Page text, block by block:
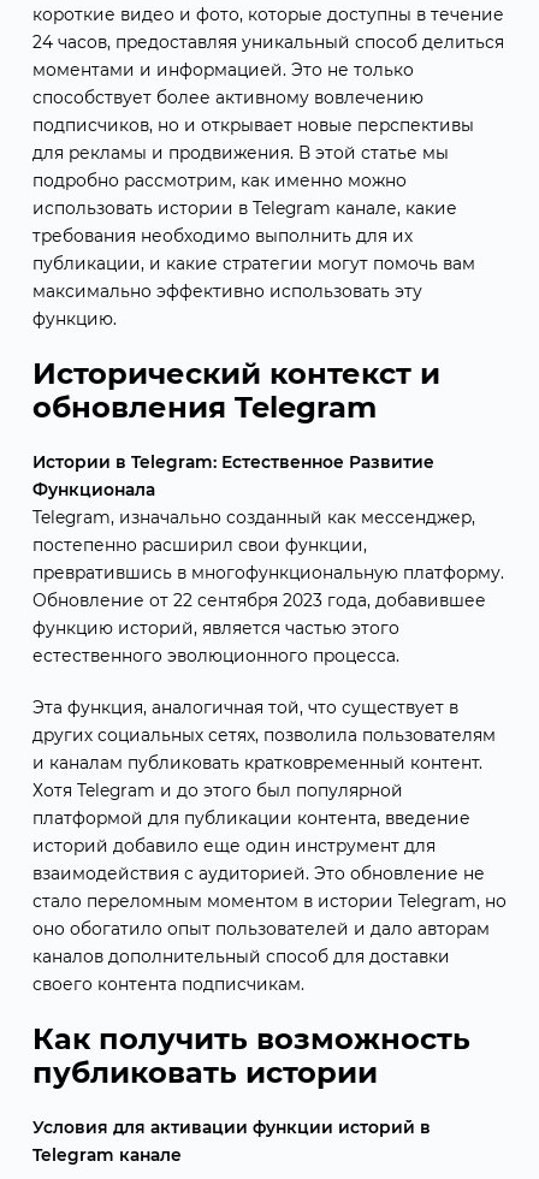
короткие видео и фото, которые доступны в течение
24 часов, предоставляя уникальный способ делиться
моментами и информацией. Это не только
способствует более активному вовлечению
подписчиков, но и открывает новые перспективы
для рекламы и продвижения. В этой статье мы
подробно рассмотрим, как именно можно
использовать истории в Telegram канале, какие
требования необходимо выполнить для их
публикации, и какие стратегии могут помочь вам
максимально эффективно использовать эту
функцию.
Исторический контекст и
обновления Telegram
Истории в Telegram: Естественное Развитие
Функционала
Telegram, изначально созданный как мессенджер,
постепенно расширил свои функции,
превратившись в многофункциональную платформу.
Обновление от 22 сентября 2023 года, добавившее
функцию историй, является частью этого
естественного эволюционного процесса.
Эта функция, аналогичная той, что существует в
других социальных сетях, позволила пользователям
и каналам публиковать кратковременный контент.
Хотя Telegram и до этого был популярной
платформой для публикации контента, введение
историй добавило еще один инструмент для
взаимодействия с аудиторией. Это обновление не
стало переломным моментом в истории Telegram, но
оно обогатило опыт пользователей и дало авторам
каналов дополнительный способ для доставки
своего контента подписчикам.
Как получить возможность
публиковать истории
Условия для активации функции историй в
Telegram канале